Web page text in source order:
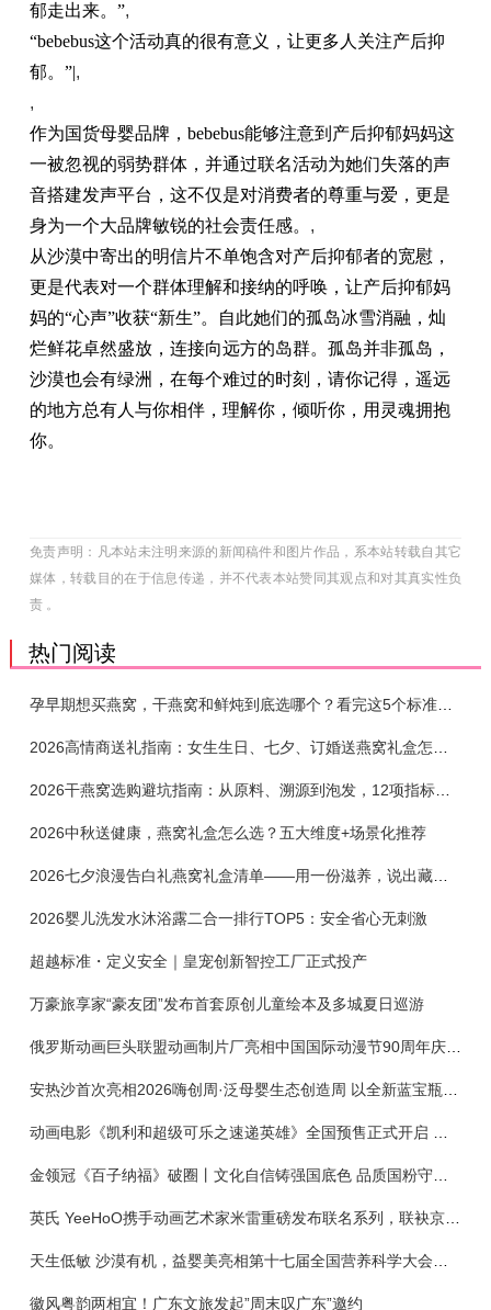
郁走出来。”,
“bebebus这个活动真的很有意义，让更多人关注产后抑
郁。”|,
,
作为国货母婴品牌，bebebus能够注意到产后抑郁妈妈这
一被忽视的弱势群体，并通过联名活动为她们失落的声
音搭建发声平台，这不仅是对消费者的尊重与爱，更是
身为一个大品牌敏锐的社会责任感。 ,
从沙漠中寄出的明信片不单饱含对产后抑郁者的宽慰，
更是代表对一个群体理解和接纳的呼唤，让产后抑郁妈
妈的“心声”收获“新生”。自此她们的孤岛冰雪消融，灿
烂鲜花卓然盛放，连接向远方的岛群。孤岛并非孤岛，
沙漠也会有绿洲，在每个难过的时刻，请你记得，遥远
的地方总有人与你相伴，理解你，倾听你，用灵魂拥抱
你。
免责声明：凡本站未注明来源的新闻稿件和图片作品，系本站转载自其它
媒体，转载目的在于信息传递，并不代表本站赞同其观点和对其真实性负
责 。
热门阅读
孕早期想买燕窝，干燕窝和鲜炖到底选哪个？看完这5个标准再下单
2026干燕窝选购避坑指南：从原料、溯源到泡发，12项指标判断靠谱燕窝
2026中秋送健康，燕窝礼盒怎么选？五大维度+场景化推荐
2026七夕浪漫告白礼燕窝礼盒清单——用一份滋养，说出藏在心底的爱
2026婴儿洗发水沐浴露二合一排行TOP5：安全省心无刺激
超越标准・定义安全｜皇宠创新智控工厂正式投产
万豪旅享家“豪友团”发布首套原创儿童绘本及多城夏日巡游
俄罗斯动画巨头联盟动画制片厂亮相中国国际动漫节90周年庆开启中国之旅新篇章
金领冠《百子纳福》破圈丨文化自信铸强国底色 品质国粉守护新生
英氏 YeeHoO携手动画艺术家米雷重磅发布联名系列，联袂京东深化全渠道战略
徽风粤韵两相宜！广东文旅发起”周末叹广东”邀约